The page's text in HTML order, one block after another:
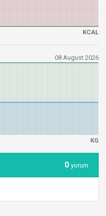
KCAL
08 August 2026
KG
0 yorum